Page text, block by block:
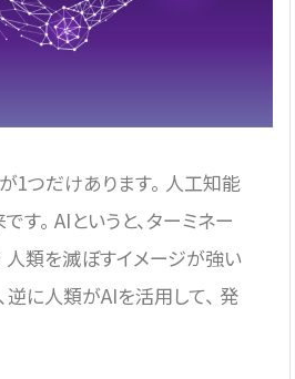
1つだけあります。 人工知能
す。 AIというと、ターミネー
人類を滅ぼすイメージが強い
逆に人類がAIを活用して、 発